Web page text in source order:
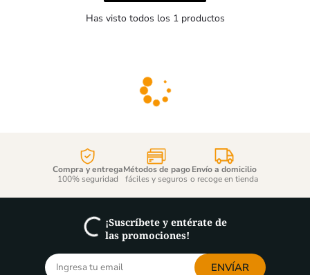
Has visto todos los 1productos
Compra y entrega
100% seguridad
Métodos de pago
fáciles y seguros
Envío a domicilio
o recoge en tienda
¡Suscríbete y entérate de
las promociones!
ENVÍAR